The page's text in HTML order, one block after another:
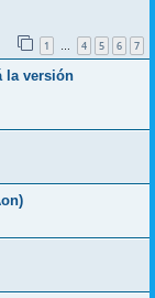
1 … 4 5 6 7
la versión